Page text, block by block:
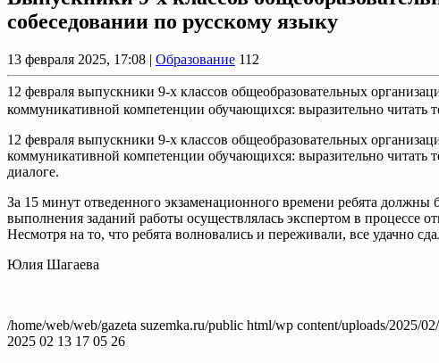
собеседовании по русскому языку
13 февраля 2025, 17:08 | Образование 112
12 февраля выпускники 9-х классов общеобразовательных
коммуникативной компетенции обучающихся: выразительно читать
12 февраля выпускники 9-х классов общеобразовательных
коммуникативной компетенции обучающихся: выразительно читать
диалоге.
За 15 минут отведенного экзаменационного времени ребята должны
выполнения заданий работы осуществлялась экспертом в процессе
Несмотря на то, что ребята волновались и переживали, все удачно
Юлия Шагаева
/home/web/web/gazeta suzemka.ru/public html/wp content/uploads/2025/
2025 02 13 17 05 26